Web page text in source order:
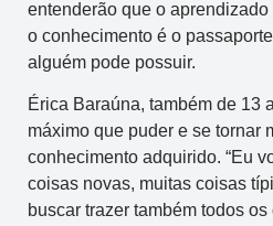
entenderão que o
o conhecimento é o
alguém pode possuir.
Érica Baraúna, também de 13
máximo que puder e se tornar
conhecimento adquirido. “Eu
coisas novas, muitas coisas
buscar trazer também todos